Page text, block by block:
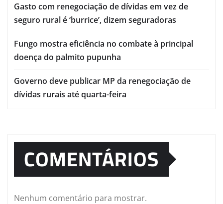
Gasto com renegociação de dívidas em vez de
seguro rural é ‘burrice’, dizem seguradoras
Fungo mostra eficiência no combate à principal
doença do palmito pupunha
Governo deve publicar MP da renegociação de
dívidas rurais até quarta-feira
COMENTÁRIOS
Nenhum comentário para mostrar.